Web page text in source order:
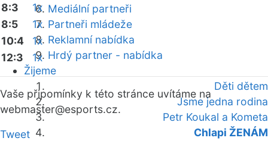
Mediální partneři
Partneři mládeže
Reklamní nabídka
Hrdý partner - nabídka
Žijeme
Děti dětem
Jsme jedna rodina
Petr Koukal a Kometa
Chlapi ŽENÁM
8:3
1x
8:5
1x
10:4
1x
12:3
1x
Vaše připomínky k této stránce uvítáme na
webmaster@esports.cz.
Tweet